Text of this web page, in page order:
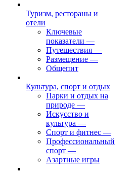
Туризм, рестораны и
отели
Ключевые
показатели —
Путешествия —
Размещение —
Общепит
Культура, спорт и отдых
Парки и отдых на
природе —
Искусство и
культура —
Спорт и фитнес —
Профессиональный
спорт —
Азартные игры